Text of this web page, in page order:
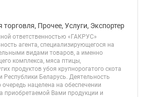
торговля, Прочее, Услуги, Экспортер
ответственностью «ГАКРУС»
агента, специализирующегося на
видами товаров, а именно
комплекса, мяса птицы,
продуктов убоя крупнорогатого скота
Республики Беларусь. Деятельность
нацелена на обеспечении
приобретаемой Вами продукции и